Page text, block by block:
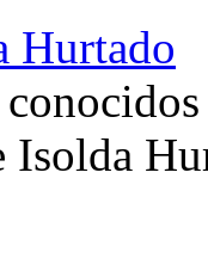
Hurtado
Isolda